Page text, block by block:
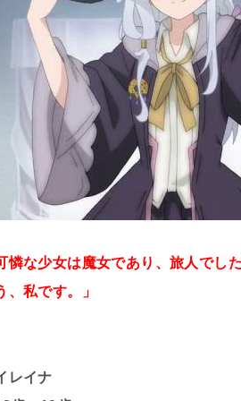
憐な少女は魔女であり、旅人でし
私です。」
レイナ